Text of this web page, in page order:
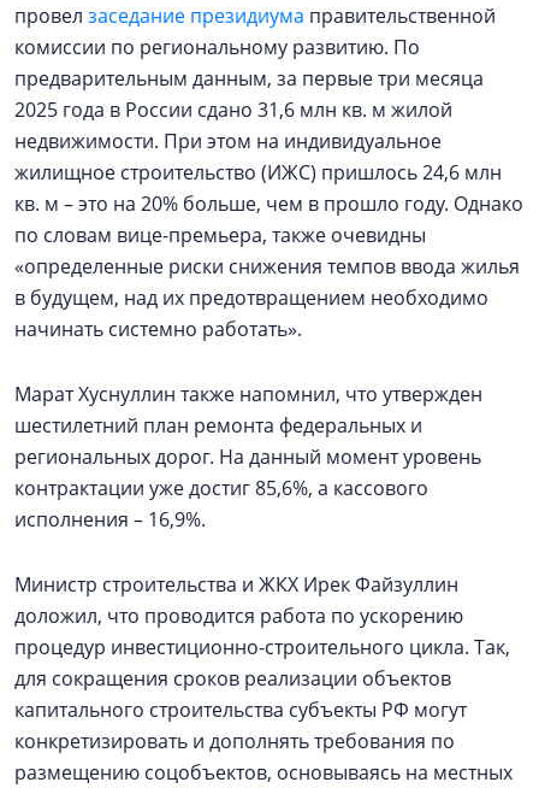
провел заседание президиума правительственной
комиссии по региональному развитию. По
предварительным данным, за первые три месяца
2025 года в России сдано 31,6 млн кв. м жилой
недвижимости. При этом на индивидуальное
жилищное строительство (ИЖС) пришлось 24,6 млн
кв. м – это на 20% больше, чем в прошло году. Однако
по словам вице-премьера, также очевидны
«определенные риски снижения темпов ввода жилья
в будущем, над их предотвращением необходимо
начинать системно работать».
Марат Хуснуллин также напомнил, что утвержден
шестилетний план ремонта федеральных и
региональных дорог. На данный момент уровень
контрактации уже достиг 85,6%, а кассового
исполнения – 16,9%.
Министр строительства и ЖКХ Ирек Файзуллин
доложил, что проводится работа по ускорению
процедур инвестиционно-строительного цикла. Так,
для сокращения сроков реализации объектов
капитального строительства субъекты РФ могут
конкретизировать и дополнять требования по
размещению соцобъектов, основываясь на местных